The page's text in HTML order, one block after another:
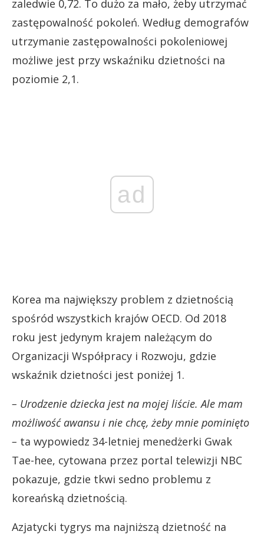
zaledwie 0,72. To dużo za mało, żeby utrzymać
zastępowalność pokoleń. Według demografów
utrzymanie zastępowalności pokoleniowej
możliwe jest przy wskaźniku dzietności na
poziomie 2,1.
ad
Korea ma największy problem z dzietnością
spośród wszystkich krajów OECD. Od 2018
roku jest jedynym krajem należącym do
Organizacji Współpracy i Rozwoju, gdzie
wskaźnik dzietności jest poniżej 1.
– Urodzenie dziecka jest na mojej liście. Ale mam
możliwość awansu i nie chcę, żeby mnie pominięto
– ta wypowiedz 34-letniej menedżerki Gwak
Tae-hee, cytowana przez portal telewizji NBC
pokazuje, gdzie tkwi sedno problemu z
koreańską dzietnością.
Azjatycki tygrys ma najniższą dzietność na